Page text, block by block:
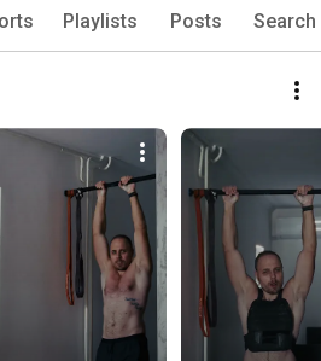
Playlists Posts Search